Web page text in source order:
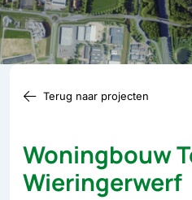
Terug naar projecten
Woningbouw
Wieringerwerf